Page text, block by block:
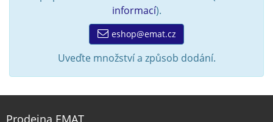
informací).
eshop@emat.cz
Uveďte množství a způsob dodání.
Prodejna EMAT